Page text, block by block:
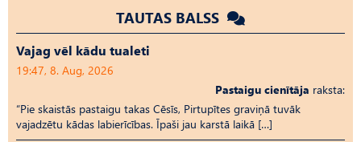
TAUTAS BALSS
Vajag vēl kādu tualeti
19:47, 8. Aug, 2026
Pastaigu cienītāja raksta:
“Pie skaistās pastaigu takas Cēsīs, Pirtupītes graviņā tuvāk
vajadzētu kādas labierīcības. Īpaši jau karstā laikā […]